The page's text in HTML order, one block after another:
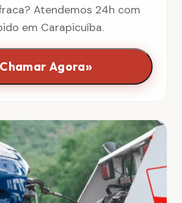
Atendemos 24h com
em Carapicuíba.
Chamar Agora»